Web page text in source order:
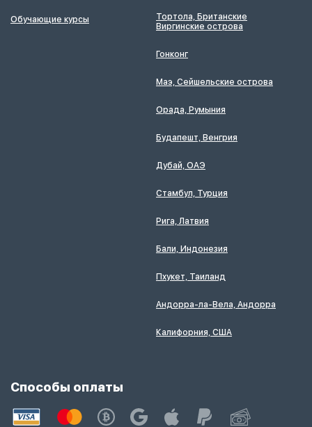
Обучающие курсы
Тортола, Британские
Виргинские острова
Гонконг
Маэ, Сейшельские острова
Орада, Румыния
Будапешт, Венгрия
Дубай, ОАЭ
Стамбул, Турция
Рига, Латвия
Бали, Индонезия
Пхукет, Таиланд
Андорра-ла-Вела, Андорра
Калифорния, США
Способы оплаты